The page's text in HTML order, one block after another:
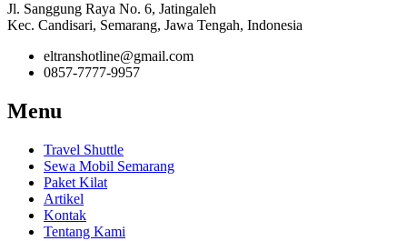
Jl. Sanggung Raya No. 6, Jatingaleh
Kec. Candisari, Semarang, Jawa Tengah, Indonesia
eltranshotline@gmail.com
0857-7777-9957
Menu
Travel Shuttle
Sewa Mobil Semarang
Paket Kilat
Artikel
Kontak
Tentang Kami